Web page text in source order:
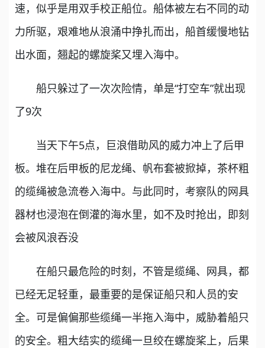
速，似乎是用双手校正船位。船体被左右不同的动
力所驱，艰难地从浪涌中挣扎而出，船首缓慢地钻
出水面，翘起的螺旋桨又埋入海中。
船只躲过了一次次险情，单是“打空车”就出现
了9次
当天下午5点，巨浪借助风的威力冲上了后甲
板。堆在后甲板的尼龙绳、帆布套被掀掉，茶杯粗
的缆绳被急流卷入海中。与此同时，考察队的网具
器材也浸泡在倒灌的海水里，如不及时抢出，即刻
会被风浪吞没
在船只最危险的时刻，不管是缆绳、网具，都
已经无足轻重，最重要的是保证船只和人员的安
全。可是偏偏那些缆绳一半拖入海中，威胁着船只
的安全。粗大结实的缆绳一旦绞在螺旋桨上，后果